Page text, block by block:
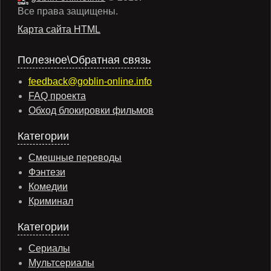
Все права защищены.
Карта сайта HTML
Полезное\Обратная связь
feedback@goblin-online.info
FAQ проекта
Обход блокировки фильмов
Категории
Смешные переводы
Фэнтези
Комедии
Криминал
Категории
Сериалы
Мультсериалы